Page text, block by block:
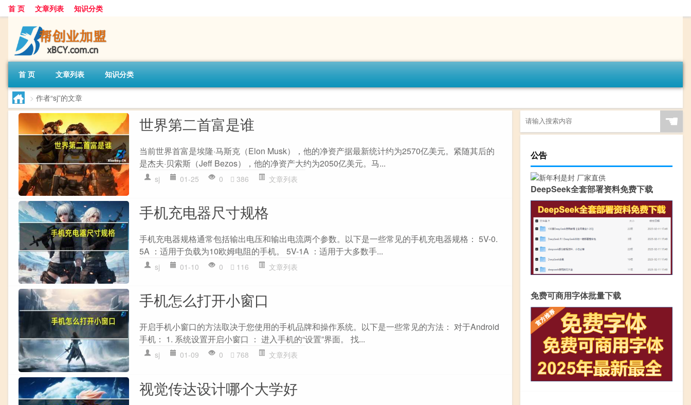
首 页 文章列表 知识分类
首 页 文章列表 知识分类
> 作者“sj”的文章
世界第二首富是谁
当前世界首富是埃隆·马斯克（Elon Musk），他的净资产据最新统计约为2570亿美元。紧随其后的
是杰夫·贝索斯（Jeff Bezos），他的净资产大约为2050亿美元。马...
sj 01-25 0 386 文章列表
手机充电器尺寸规格
手机充电器规格通常包括输出电压和输出电流两个参数。以下是一些常见的手机充电器规格： 5V-0.
5A ：适用于负载为10欧姆电阻的手机。 5V-1A ：适用于大多数手...
sj 01-10 0 116 文章列表
手机怎么打开小窗口
开启手机小窗口的方法取决于您使用的手机品牌和操作系统。以下是一些常见的方法： 对于Android
手机： 1. 系统设置开启小窗口 ： 进入手机的“设置”界面。 找...
sj 01-09 0 768 文章列表
视觉传达设计哪个大学好
☚
公告
DeepSeek全套部署资料免费下载
免费可商用字体批量下载